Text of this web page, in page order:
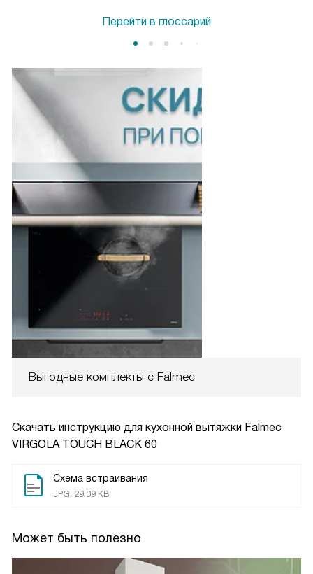
Выгодные комплекты с Falmec
Скачать инструкцию для кухонной вытяжки Falmec
VIRGOLA TOUCH BLACK 60
Схема встраивания
JPG, 29.09 KB
Может быть полезно
Перейти в глоссарий